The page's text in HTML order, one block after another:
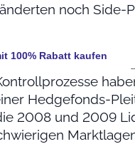
noch Side-
100% Rabatt kaufen
Hedgefonds-
2008 und 2009